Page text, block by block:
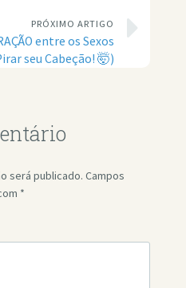
PRÓXIMO ARTIGO
entre os Sexos
seu Cabeção! 🤯)
será publicado. Campos
*